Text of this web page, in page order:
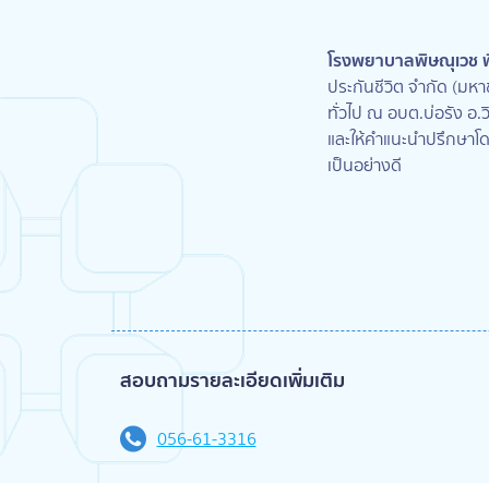
โรงพยาบาลพิษณุเวช
ประกันชีวิต จำกัด (มห
ทั่วไป ณ อบต.บ่อรัง อ.
และให้คำแนะนำปรึกษ
เป็นอย่างดี
สอบถามรายละเอียดเพิ่มเติม
056-61-3316